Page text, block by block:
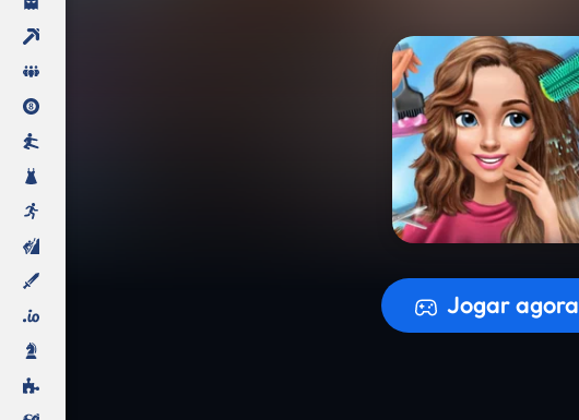
Jogar agora
A preparar o jogo...